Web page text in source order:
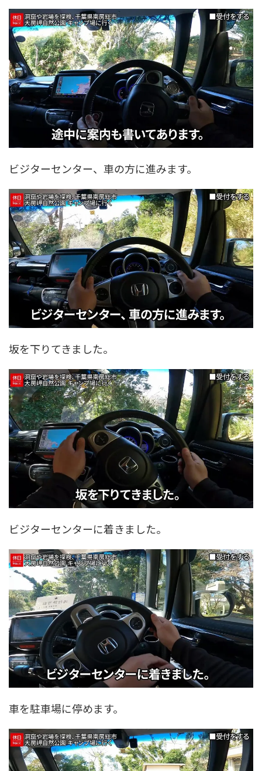
ビジターセンター、車の方に進みます。
坂を下りてきました。
ビジターセンターに着きました。
車を駐車場に停めます。